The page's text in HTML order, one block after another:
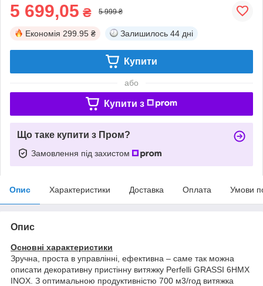
5 699,05 ₴ 5 999 ₴
Економія 299.95 ₴ Залишилось 44 дні
Купити
або
Купити з
Що таке купити з Пром?
Замовлення під захистом
Опис Характеристики Доставка Оплата Умови
Опис
Основні характеристики
Зручна, проста в управлінні, ефективна – саме так можна
описати декоративну пристінну витяжку Perfelli GRASSI 6HMX
INOX. З оптимальною продуктивністю 700 м3/год витяжка